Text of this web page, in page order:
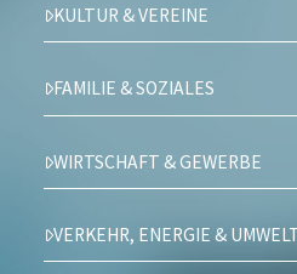
KULTUR & VEREINE
FAMILIE & SOZIALES
WIRTSCHAFT & GEWERBE
VERKEHR, ENERGIE &